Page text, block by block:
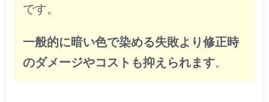
です。
一般的に暗い色で染める失敗より修正時
のダメージやコストも抑えられます。